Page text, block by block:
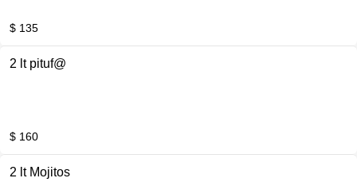
$ 135
2 lt pituf@
$ 160
2 lt Mojitos